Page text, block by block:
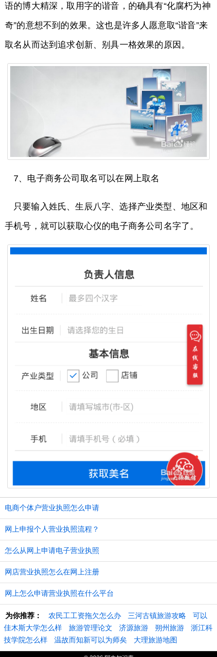
语的博大精深，取用字的谐音，的确具有“化腐朽为神
奇”的意想不到的效果。这也是许多人愿意取“谐音”来
取名从而达到追求创新、别具一格效果的原因。
7、电子商务公司取名可以在网上取名
只要输入姓氏、生辰八字、选择产业类型、地区和
手机号，就可以获取心仪的电子商务公司名字了。
电商个体户营业执照怎么申请
网上申报个人营业执照流程？
怎么从网上申请电子营业执照
网店营业执照怎么在网上注册
网上怎么申请营业执照在什么平台
为你推荐： 农民工工资拖欠怎么办 三河古镇旅游攻略
可以
佳木斯大学怎么样
旅游管理论文 济源旅游 朔州旅游
浙江科
技学院怎么样
温故而知新可以为师矣 大理旅游地图